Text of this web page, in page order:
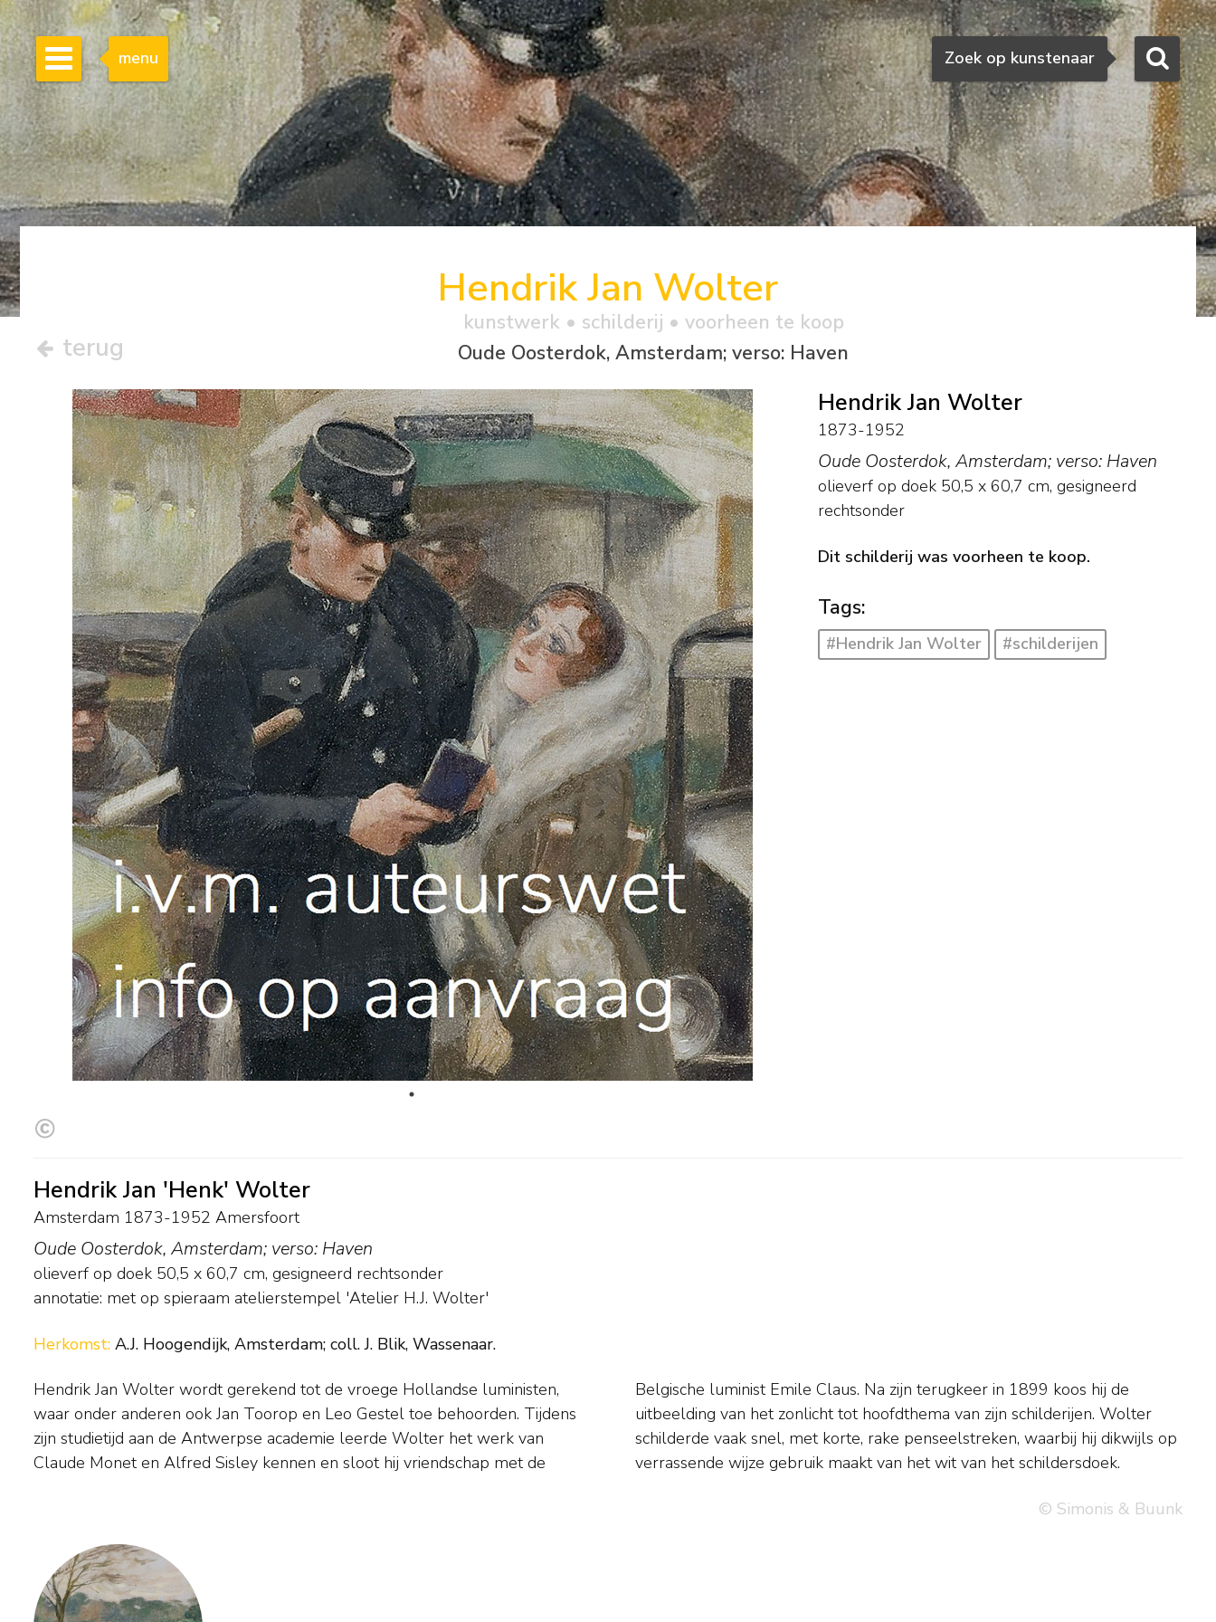
Zoeken
Zoek op kunstenaar
menu
terug
Hendrik Jan Wolter
kunstwerk • schilderij • voorheen te koop
Oude Oosterdok, Amsterdam; verso: Haven
Hendrik Jan Wolter
1873-1952
Oude Oosterdok, Amsterdam; verso: Haven
olieverf op doek 50,5 x 60,7 cm, gesigneerd
rechtsonder
Dit schilderij was voorheen te koop.
Tags:
#Hendrik Jan Wolter #schilderijen
Hendrik Jan 'Henk' Wolter
Amsterdam 1873-1952 Amersfoort
Oude Oosterdok, Amsterdam; verso: Haven
olieverf op doek 50,5 x 60,7 cm, gesigneerd rechtsonder
annotatie: met op spieraam atelierstempel 'Atelier H.J. Wolter'
Herkomst: A.J. Hoogendijk, Amsterdam; coll. J. Blik, Wassenaar.
Hendrik Jan Wolter wordt gerekend tot de vroege Hollandse luministen,
waar onder anderen ook Jan Toorop en Leo Gestel toe behoorden. Tijdens
zijn studietijd aan de Antwerpse academie leerde Wolter het werk van
Claude Monet en Alfred Sisley kennen en sloot hij vriendschap met de
Belgische luminist Emile Claus. Na zijn terugkeer in 1899 koos hij de
uitbeelding van het zonlicht tot hoofdthema van zijn schilderijen. Wolter
schilderde vaak snel, met korte, rake penseelstreken, waarbij hij dikwijls op
verrassende wijze gebruik maakt van het wit van het schildersdoek.
© Simonis & Buunk